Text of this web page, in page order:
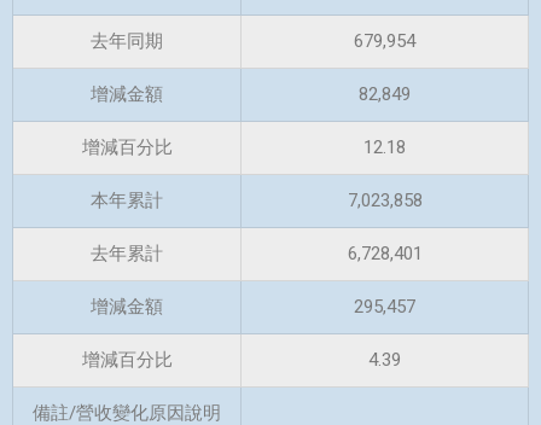
去年同期 679,954
增減金額 82,849
增減百分比 12.18
本年累計 7,023,858
去年累計 6,728,401
增減金額 295,457
增減百分比 4.39
備註/營收變化原因說明